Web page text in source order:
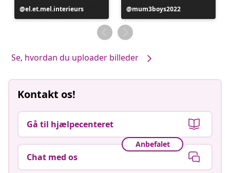
Opslag
offentliggjort
el.et.mel.interieurs
Opslag
offentliggjort
af
mum3boys2022
Se, hvordan du uploader billeder
Kontakt os!
Gå til hjælpecenteret
Anbefalet
Chat med os